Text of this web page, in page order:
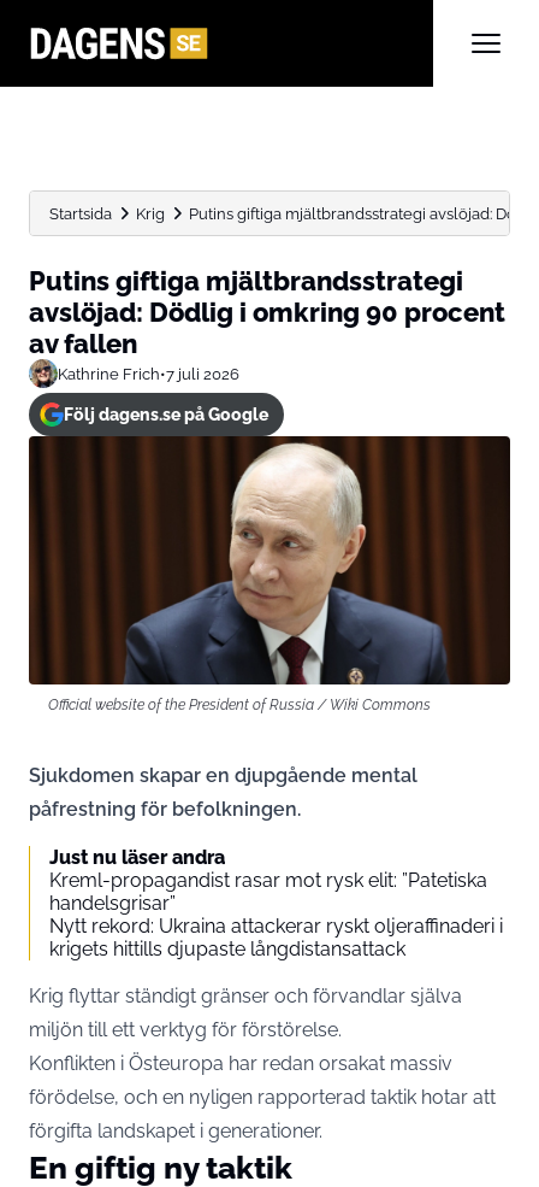
Startsida Krig Putins giftiga mjältbrandsstrategi avslöjad:
Putins giftiga mjältbrandsstrategi
avslöjad: Dödlig i omkring 90 procent
av fallen
Kathrine Frich•7 juli 2026
Följ dagens.se på Google
Official website of the President of Russia / Wiki Commons
Sjukdomen skapar en djupgående mental
påfrestning för befolkningen.
Just nu läser andra
Kreml-propagandist rasar mot rysk elit: ”Patetiska
handelsgrisar”
Nytt rekord: Ukraina attackerar ryskt oljeraffinaderi i
krigets hittills djupaste långdistansattack
Krig flyttar ständigt gränser och förvandlar själva
miljön till ett verktyg för förstörelse.
Konflikten i Östeuropa har redan orsakat massiv
förödelse, och en nyligen rapporterad taktik hotar att
förgifta landskapet i generationer.
En giftig ny taktik